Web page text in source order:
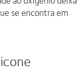
se encontra em